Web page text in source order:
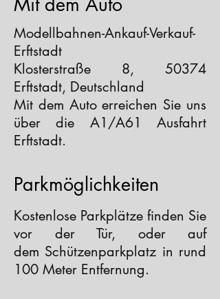
Modellbahnen-Ankauf-Verkauf-
Erftstadt
Klosterstraße 8, 50374
Erftstadt, Deutschland
Mit dem Auto erreichen Sie uns
über die A1/A61 Ausfahrt
Erftstadt.
Parkmöglichkeiten
Kostenlose Parkplätze finden Sie
vor der Tür, oder auf
dem Schützenparkplatz in rund
100 Meter Entfernung.